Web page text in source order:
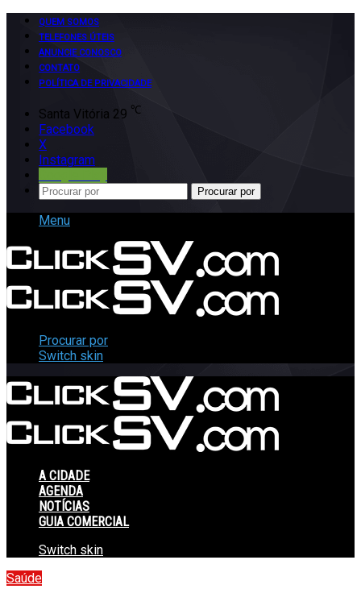
QUEM SOMOS
TELEFONES ÚTEIS
ANUNCIE CONOSCO
CONTATO
POLÍTICA DE PRIVACIDADE
Santa Vitória 29 ℃
Facebook
X
Instagram
Procurar por
Menu
Procurar por
Switch skin
A CIDADE
AGENDA
NOTÍCIAS
GUIA COMERCIAL
Switch skin
Saúde